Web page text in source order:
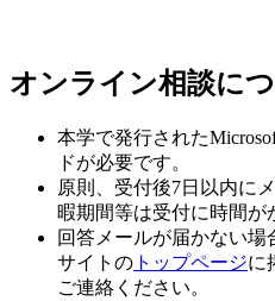
オンライン相談に
本学で発行された
ドが必要です。
原則、受付後7日以内に
暇期間等は受付に時間が
回答メールが届かない場
サイトの トップページに
ご連絡ください。